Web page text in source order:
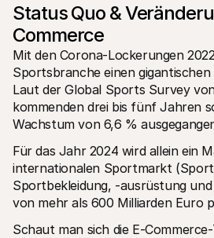
Lesen Sie aktuelle Mollie-
Neuigkeiten
Karriere
Kommen Sie zu uns - wir stellen ein!
Kontakt
Für Endkunden
Warum steht Mollie auf Ihrem
Für Mollie-Händler
Kontaktieren Sie unseren Händler-
Sales-Team kontaktieren
Erfahren Sie, wie wir Ihrem
Status Quo &
Commerce
Mit den Corona-Lockerungen
Sportsbranche einen
Laut der Global Sports Survey
kommenden drei bis fünf Jahren
Wachstum von 6,6 %
Für das Jahr 2024 wird allein ein
internationalen Sportmarkt
Sportbekleidung, -ausrüstung
von mehr als 600 Milliarden Euro
Schaut man sich die E-